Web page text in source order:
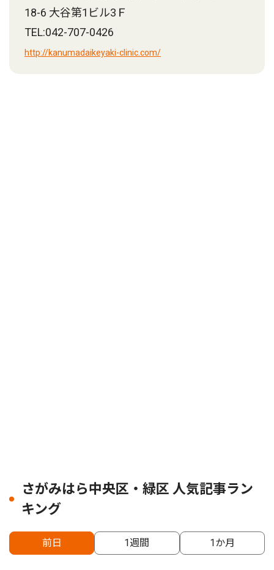
18-6 大谷第1ビル3Ｆ
TEL:042-707-0426
http://kanumadaikeyaki-clinic.com/
さがみはら中央区・緑区 人気記事ラン
キング
前日 1週間 1か月